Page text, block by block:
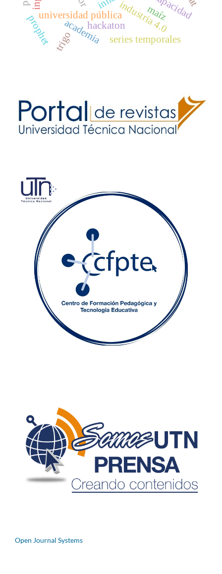
universidad públicaindustria 4.0
academia series temporales
prophet
maíz
trigo
hackaton
Open Journal Systems